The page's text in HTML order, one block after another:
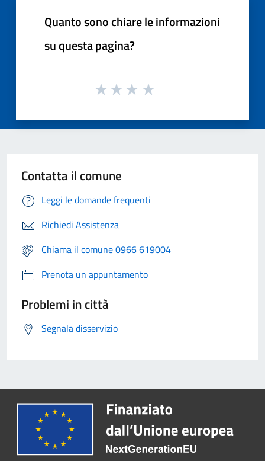
Quanto sono chiare le informazioni
su questa pagina?
Contatta il comune
Leggi le domande frequenti
Richiedi Assistenza
Chiama il comune 0966 619004
Prenota un appuntamento
Problemi in città
Segnala disservizio